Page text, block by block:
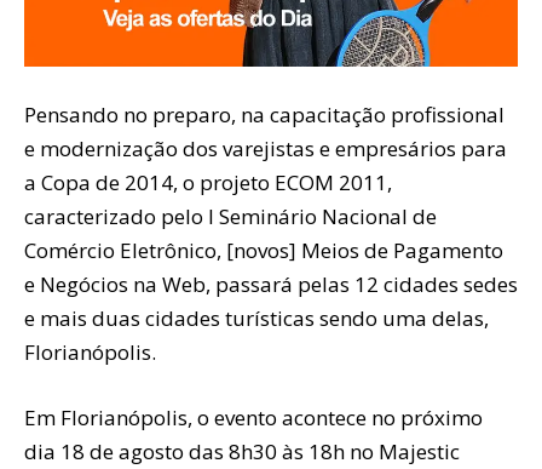
Pensando no preparo, na capacitação profissional
e modernização dos varejistas e empresários para
a Copa de 2014, o projeto ECOM 2011,
caracterizado pelo I Seminário Nacional de
Comércio Eletrônico, [novos] Meios de Pagamento
e Negócios na Web, passará pelas 12 cidades sedes
e mais duas cidades turísticas sendo uma delas,
Florianópolis.
Em Florianópolis, o evento acontece no próximo
dia 18 de agosto das 8h30 às 18h no Majestic